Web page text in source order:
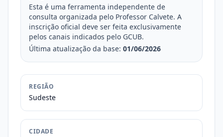
Esta é uma ferramenta independente de
consulta organizada pelo Professor Calvete. A
inscrição oficial deve ser feita exclusivamente
pelos canais indicados pelo GCUB.
Última atualização da base: 01/06/2026
REGIÃO
Sudeste
CIDADE